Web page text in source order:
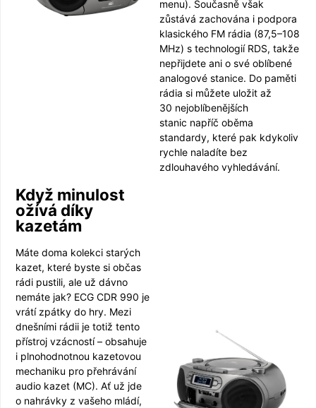
menu). Současně však
zůstává zachována i podpora
klasického FM rádia (87,5–108
MHz) s technologií RDS, takže
nepřijdete ani o své oblíbené
analogové stanice. Do paměti
rádia si můžete uložit až
30 nejoblíbenějších
stanic napříč oběma
standardy, které pak kdykoliv
rychle naladíte bez
zdlouhavého vyhledávání.
Když minulost
ožívá díky
kazetám
Máte doma kolekci starých
kazet, které byste si občas
rádi pustili, ale už dávno
nemáte jak? ECG CDR 990 je
vrátí zpátky do hry. Mezi
dnešními rádii je totiž tento
přístroj vzácností – obsahuje
i plnohodnotnou kazetovou
mechaniku pro přehrávání
audio kazet (MC). Ať už jde
o nahrávky z vašeho mládí,